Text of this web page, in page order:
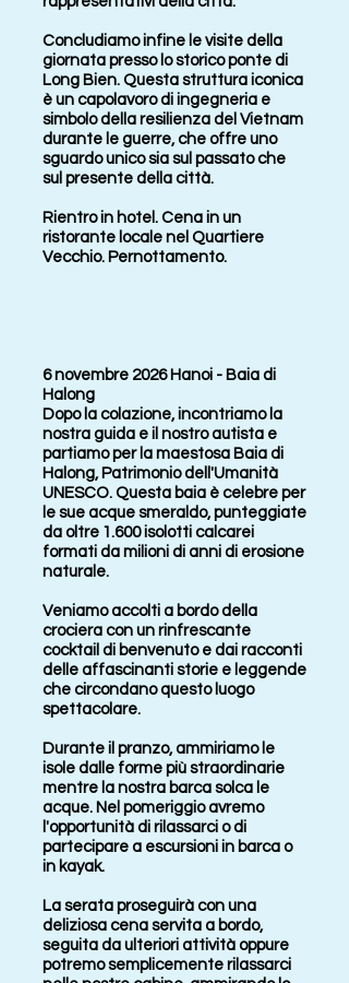
Concludiamo infine le visite della
giornata presso lo storico ponte di
Long Bien. Questa struttura iconica
è un capolavoro di ingegneria e
simbolo della resilienza del Vietnam
durante le guerre, che offre uno
sguardo unico sia sul passato che
sul presente della città.
Rientro in hotel. Cena in un
ristorante locale nel Quartiere
Vecchio. Pernottamento.
6 novembre 2026 Hanoi - Baia di
Halong
Dopo la colazione, incontriamo la
nostra guida e il nostro autista e
partiamo per la maestosa Baia di
Halong, Patrimonio dell'Umanità
UNESCO. Questa baia è celebre per
le sue acque smeraldo, punteggiate
da oltre 1.600 isolotti calcarei
formati da milioni di anni di erosione
naturale.
Veniamo accolti a bordo della
crociera con un rinfrescante
cocktail di benvenuto e dai racconti
delle affascinanti storie e leggende
che circondano questo luogo
spettacolare.
Durante il pranzo, ammiriamo le
isole dalle forme più straordinarie
mentre la nostra barca solca le
acque. Nel pomeriggio avremo
l'opportunità di rilassarci o di
partecipare a escursioni in barca o
in kayak.
La serata proseguirà con una
deliziosa cena servita a bordo,
seguita da ulteriori attività oppure
potremo semplicemente rilassarci